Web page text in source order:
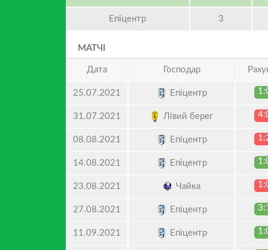
Епіцентр 3
МАТЧІ
Дата Господар
25.07.2021 Епіцентр
31.07.2021 Лівий берег
08.08.2021 Епіцентр
14.08.2021 Епіцентр
23.08.2021 Чайка
27.08.2021 Епіцентр
11.09.2021 Епіцентр